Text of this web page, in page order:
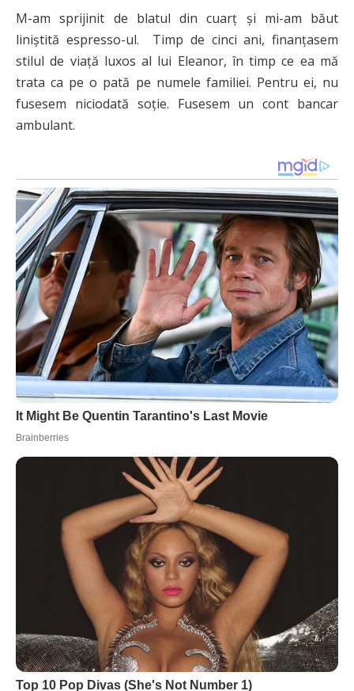
M-am sprijinit de blatul din cuarț și mi-am băut
liniștită espresso-ul. Timp de cinci ani, finanțasem
stilul de viață luxos al lui Eleanor, în timp ce ea mă
trata ca pe o pată pe numele familiei. Pentru ei, nu
fusesem niciodată soție. Fusesem un cont bancar
ambulant.